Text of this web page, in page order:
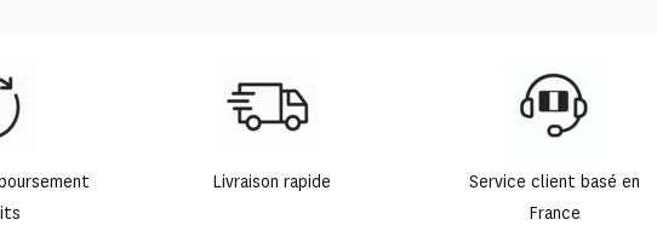
Livraison rapide
Service client basé en
France